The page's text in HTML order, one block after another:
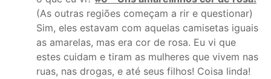
(As outras regiões começam a rir e questionar)
Sim, eles estavam com aquelas camisetas iguais
as amarelas, mas era cor de rosa. Eu vi que
estes cuidam e tiram as mulheres que vivem nas
ruas, nas drogas, e até seus filhos! Coisa linda!